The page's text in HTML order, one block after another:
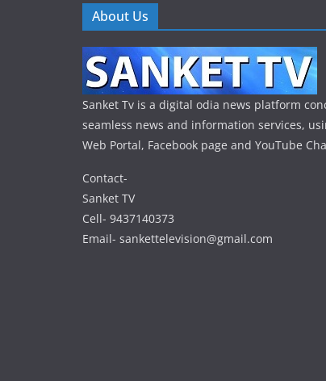
About Us
Sanket Tv is a digital odia news platform
seamless news and information services,
Web Portal, Facebook page and YouTube
Contact-
Sanket TV
Cell- 9437140373
Email- sankettelevision@gmail.com